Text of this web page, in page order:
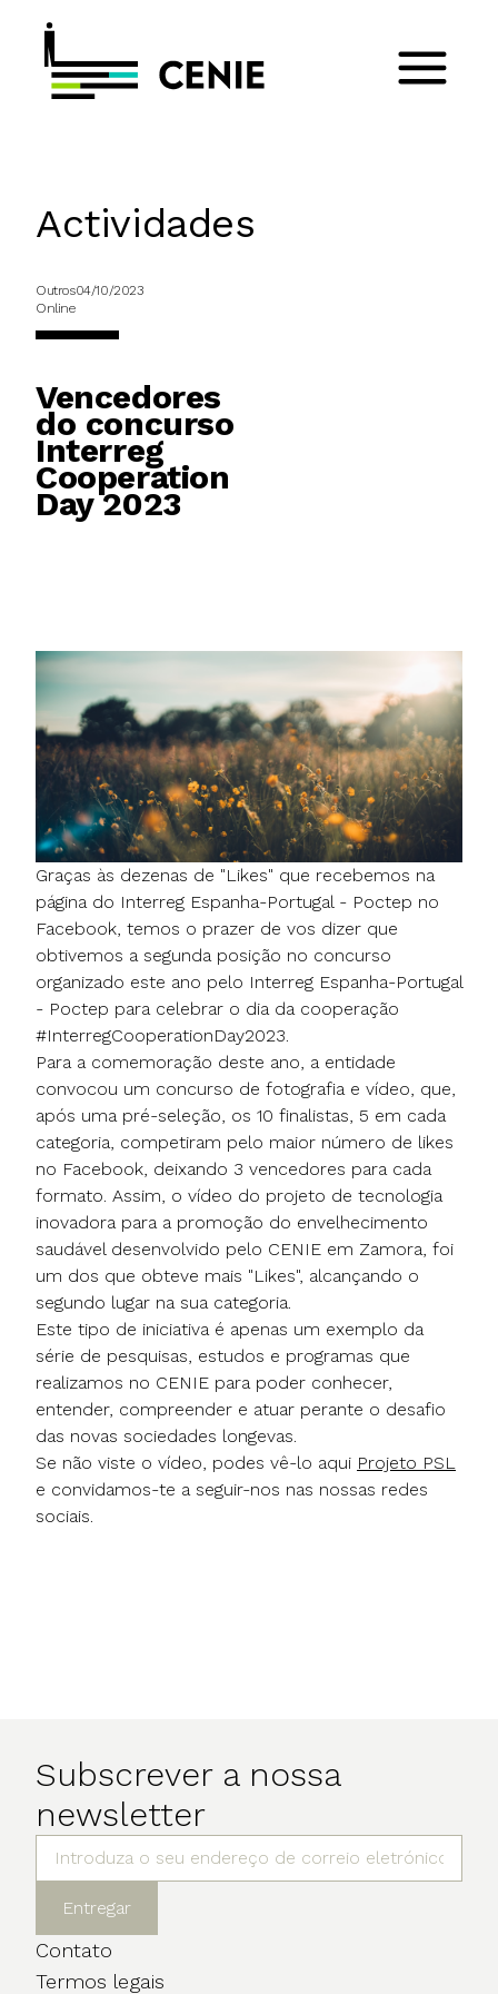
Actividades
Outros04/10/2023
Online
Vencedores
do concurso
Interreg
Cooperation
Day 2023
Graças às dezenas de "Likes" que recebemos na
página do Interreg Espanha-Portugal - Poctep no
Facebook, temos o prazer de vos dizer que
obtivemos a segunda posição no concurso
organizado este ano pelo Interreg Espanha-Portugal
- Poctep para celebrar o dia da cooperação
#InterregCooperationDay2023.
Para a comemoração deste ano, a entidade
convocou um concurso de fotografia e vídeo, que,
após uma pré-seleção, os 10 finalistas, 5 em cada
categoria, competiram pelo maior número de likes
no Facebook, deixando 3 vencedores para cada
formato. Assim, o vídeo do projeto de tecnologia
inovadora para a promoção do envelhecimento
saudável desenvolvido pelo CENIE em Zamora, foi
um dos que obteve mais "Likes", alcançando o
segundo lugar na sua categoria.
Este tipo de iniciativa é apenas um exemplo da
série de pesquisas, estudos e programas que
realizamos no CENIE para poder conhecer,
entender, compreender e atuar perante o desafio
das novas sociedades longevas.
Se não viste o vídeo, podes vê-lo aqui Projeto PSL
e convidamos-te a seguir-nos nas nossas redes
sociais.
Subscrever a nossa
newsletter
Entregar
Contato
Termos legais